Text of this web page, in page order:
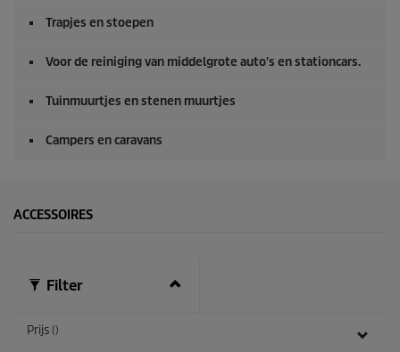
Trapjes en stoepen
Voor de reiniging van middelgrote auto's en stationcars.
Tuinmuurtjes en stenen muurtjes
Campers en caravans
ACCESSOIRES
Filter
Prijs ()